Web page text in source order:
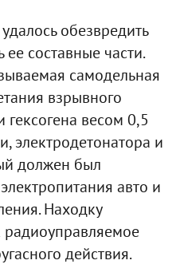
обезвредить
составные части.
самодельная
взрывного
гексогена весом 0,5
электродетонатора и
должен был
авто и
Находку
действия.